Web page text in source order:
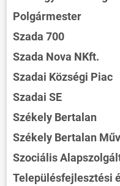
Polgármester
Szada 700
Szada Nova NKft.
Szadai Községi Piac
Szadai SE
Székely Bertalan
Székely Bertalan
Szociális
Településfejlesztési